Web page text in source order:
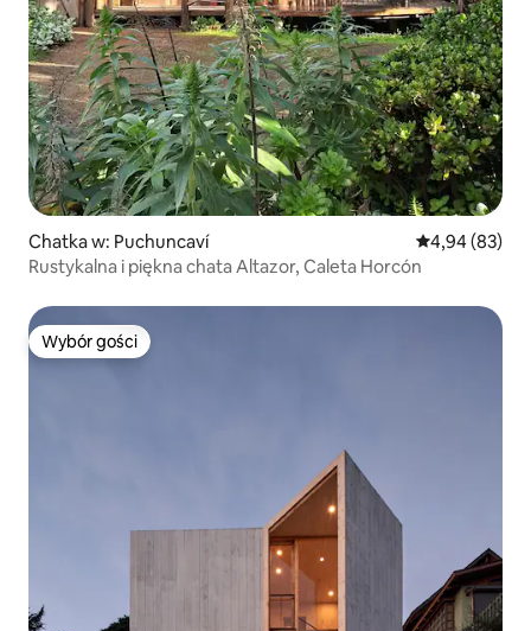
Chatka w: Puchuncaví Średnia
4,94 (83)
Rustykalna i piękna chata Altazor, Caleta Horcón
Wybór gości
Wybór gości